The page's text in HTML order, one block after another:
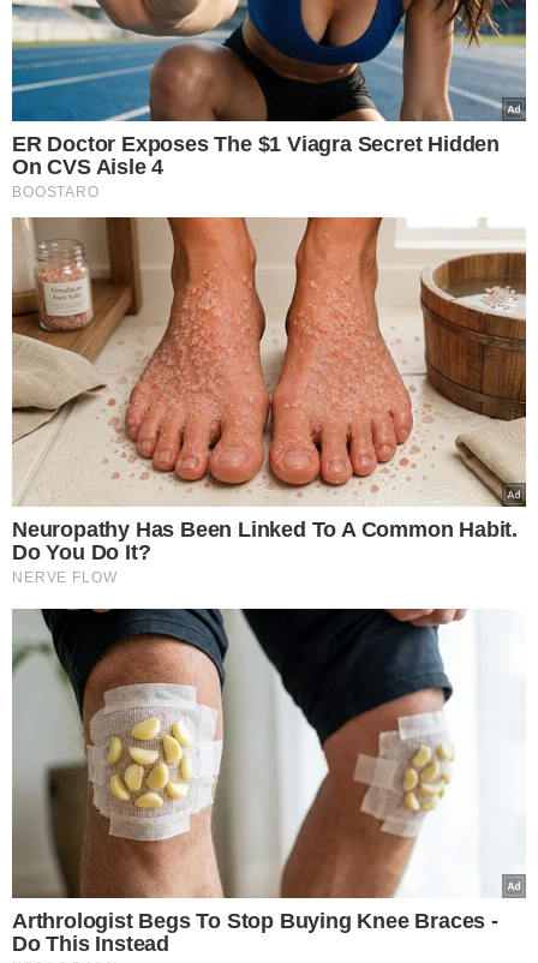
TÓPICOS
ADOLESCENTE MORTE POR DÍVIDA DE DROGAS
PIAUÍ
JOSÉ DE FREITAS
HOMICÍDIO POR DÍVIDA DE DROGAS
HOMICÍDIO QUALIFICADO
HOMICÍDIO
VEJA TAMBÉM
AINDA TENTOU FUGIR
Suspeito de tráfico de
drogas e porte ilegal de
arma é preso na zona
Norte de Teresina